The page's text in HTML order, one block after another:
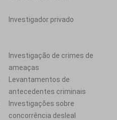
Investigador privado
Investigação de crimes de
ameaças
Levantamentos de
antecedentes criminais
Investigações sobre
concorrência desleal